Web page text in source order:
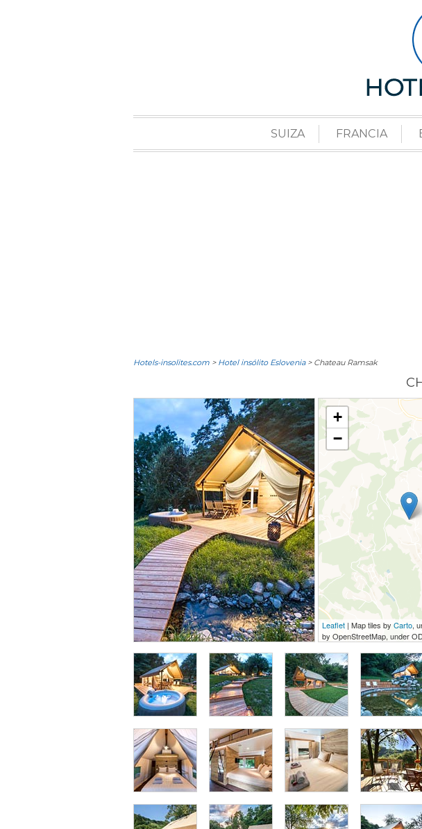
SUIZA FRANCIA
Hotels-insolites.com > Hotel insólito Eslovenia> Chateau Ramsak
+
−
Leaflet | Map tiles by Carto,
by OpenStreetMap, under